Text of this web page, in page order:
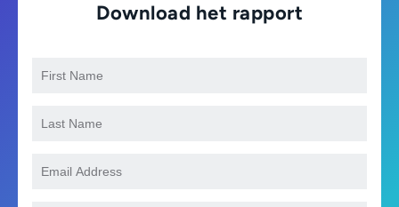
Download het rapport